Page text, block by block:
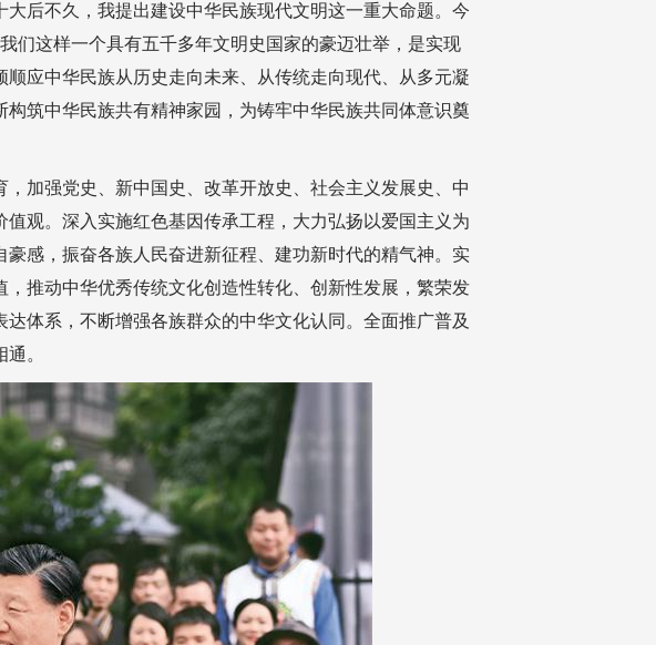
大后不久，我提出建设中华民族现代文明这一重大命题。今
们这样一个具有五千多年文明史国家的豪迈壮举，是实现
应中华民族从历史走向未来、从传统走向现代、从多元凝
筑中华民族共有精神家园，为铸牢中华民族共同体意识奠
加强党史、新中国史、改革开放史、社会主义发展史、中
观。深入实施红色基因传承工程，大力弘扬以爱国主义为
感，振奋各族人民奋进新征程、建功新时代的精气神。实
推动中华优秀传统文化创造性转化、创新性发展，繁荣发
体系，不断增强各族群众的中华文化认同。全面推广普及
。